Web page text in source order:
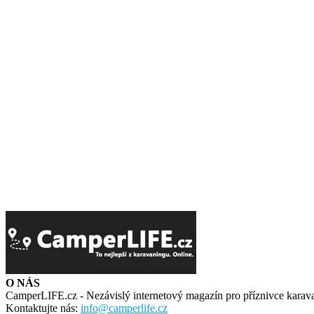
O NÁS
CamperLIFE.cz - Nezávislý internetový magazín pro příznivce
Kontaktujte nás: info@camperlife.cz